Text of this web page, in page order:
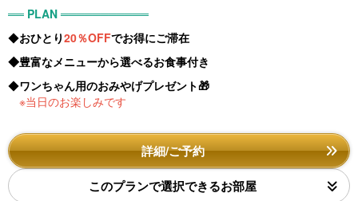
══ PLAN ═══════════
◆おひとり20％OFFでお得にご滞在
◆豊富なメニューから選べるお食事付き
◆ワンちゃん用のおみやげプレゼント🎁
※当日のお楽しみです
詳細/ご予約
このプランで選択できるお部屋